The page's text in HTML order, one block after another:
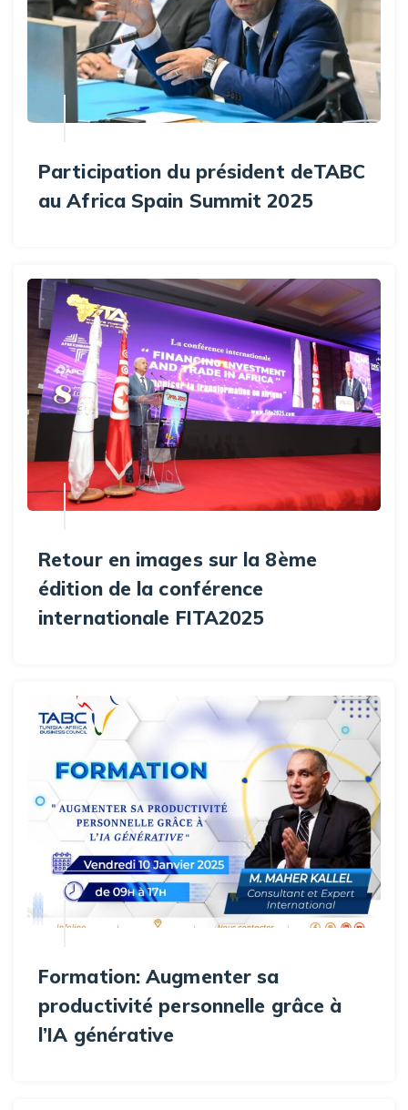
Participation du président deTABC
au Africa Spain Summit 2025
Retour en images sur la 8ème
édition de la conférence
internationale FITA2025
Formation: Augmenter sa
productivité personnelle grâce à
l’IA générative